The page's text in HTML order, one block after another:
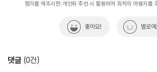
평가를 해주시면 개인화 추천 시 활용하여 최적의 여행지를
좋아요! 별로예
댓글 (0건)